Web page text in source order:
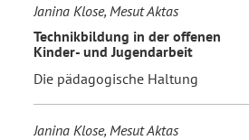
Janina Klose, Mesut Aktas
Technikbildung in der offenen
Kinder- und Jugendarbeit
Die pädagogische Haltung
Janina Klose, Mesut Aktas